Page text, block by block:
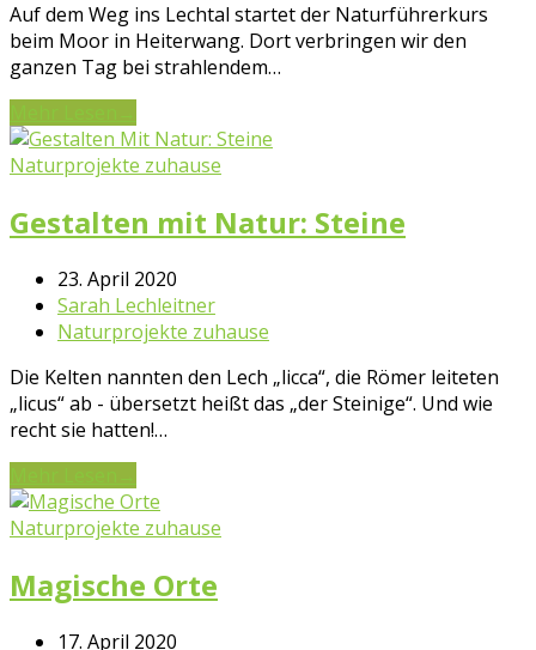
Auf dem Weg ins Lechtal startet der Naturführerkurs
beim Moor in Heiterwang. Dort verbringen wir den
ganzen Tag bei strahlendem…
Naturprojekte zuhause
Gestalten mit Natur: Steine
23. April 2020
Sarah Lechleitner
Naturprojekte zuhause
Die Kelten nannten den Lech „licca“, die Römer leiteten
„licus“ ab - übersetzt heißt das „der Steinige“. Und wie
recht sie hatten!…
Naturprojekte zuhause
Magische Orte
17. April 2020